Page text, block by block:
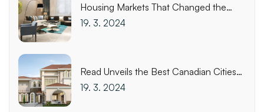
Housing Markets That Changed the
Most This Week
19. 3. 2024
Read Unveils the Best Canadian Cities
for Biking
19. 3. 2024